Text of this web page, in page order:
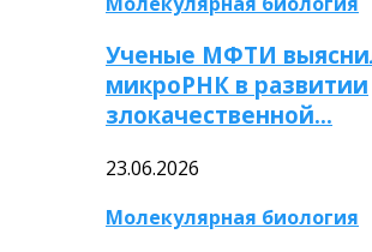
Ученые МФТИ
микроРНК в развитии
злокачественной…
23.06.2026
Молекулярная биология